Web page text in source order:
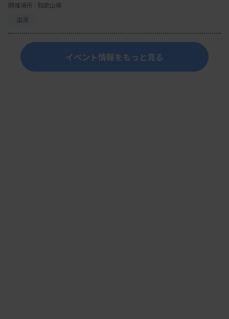
開催場所 : 和歌山県
血液
イベント情報をもっと見る